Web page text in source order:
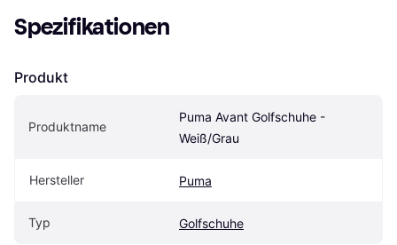
Spezifikationen
Produkt
Produktname
Puma Avant Golfschuhe -
Weiß/Grau
Hersteller Puma
Typ Golfschuhe